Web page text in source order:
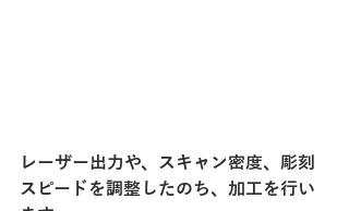
レーザー出力や、スキャン密度、彫刻
スピードを調整したのち、加工を行い